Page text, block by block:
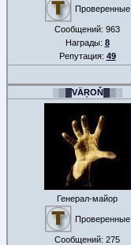
Проверенные
Сообщений: 963
Награды: 8
Репутация: 49
░▒▓VÄŖOŇ▓▒░
Генерал-майор
Проверенные
Сообщений: 275